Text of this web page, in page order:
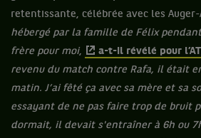
retentissante, célébrée avec les Auger-
hébergé par la famille de Félix
frère pour moi, a-t-il révélé pour
revenu du match contre Rafa, il était
matin. J’ai fêté ça avec sa mère et sa
essayant de ne pas faire trop de bruit
dormait, il devait s'entraîner à 6h ou